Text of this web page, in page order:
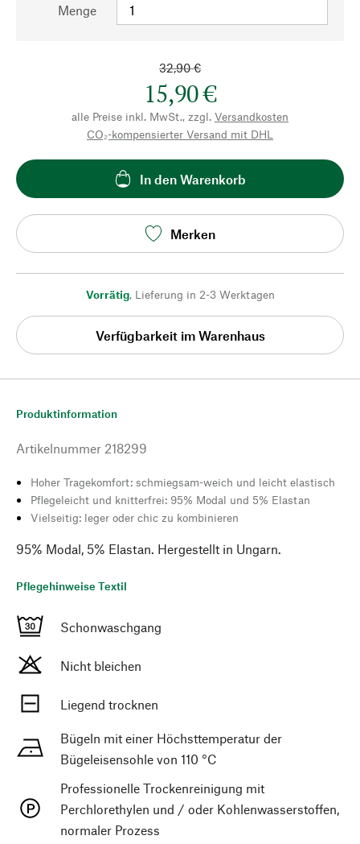
Menge
32,90 €
15,90 €
alle Preise inkl. MwSt., zzgl. Versandkosten
CO₂-kompensierter Versand mit DHL
In den Warenkorb
Merken
Vorrätig, Lieferung in 2-3 Werktagen
Verfügbarkeit im Warenhaus
Produktinformation
Artikelnummer 218299
Hoher Tragekomfort: schmiegsam-weich und leicht elastisch
Pflegeleicht und knitterfrei: 95% Modal und 5% Elastan
Vielseitig: leger oder chic zu kombinieren
95% Modal, 5% Elastan. Hergestellt in Ungarn.
Pflegehinweise Textil
Schonwaschgang
Nicht bleichen
Liegend trocknen
Bügeln mit einer Höchsttemperatur der
Bügeleisensohle von 110 °C
Professionelle Trockenreinigung mit
Perchlorethylen und / oder Kohlenwasserstoffen,
normaler Prozess